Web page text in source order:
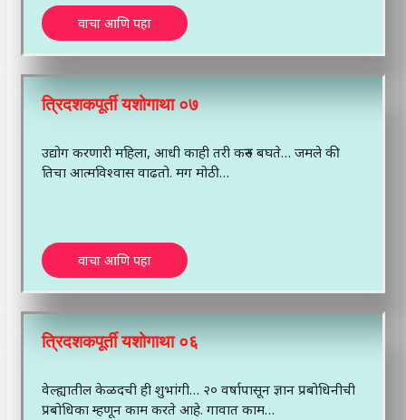
वाचा आणि पहा
त्रिदशकपूर्ती यशोगाथा ०७
उद्योग करणारी महिला, आधी काही तरी करुन बघते… जमले की
तिचा आत्मविश्वास वाढतो. मग मोठी…
वाचा आणि पहा
त्रिदशकपूर्ती यशोगाथा ०६
वेल्ह्यातील केळदची ही शुभांगी… २० वर्षापासून ज्ञान प्रबोधिनीची
प्रबोधिका म्हणून काम करते आहे. गावात काम…